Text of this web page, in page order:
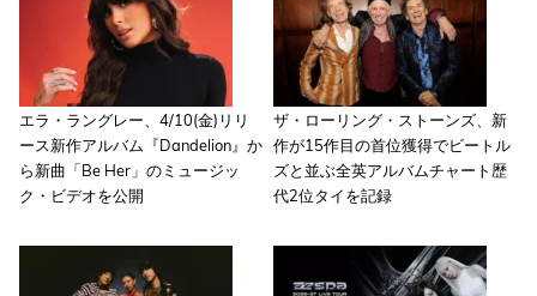
エラ・ラングレー、4/10(金)リリ
ース新作アルバム『Dandelion』か
ら新曲「Be Her」のミュージッ
ク・ビデオを公開
ザ・ローリング・ストーンズ、新
作が15作目の首位獲得でビートル
ズと並ぶ全英アルバムチャート歴
代2位タイを記録